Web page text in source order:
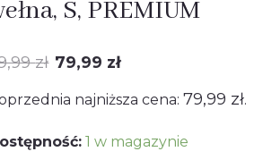
S, PREMIUM
zł 99,99 zł.
79,99 zł79,99 zł.
najniższa cena:79,99 zł.
1 w magazynie